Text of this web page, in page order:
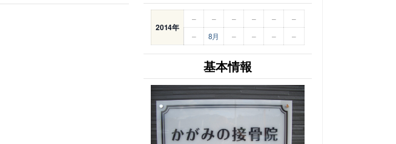
2014年
– – – – –
–
–
8月 – – – –
基本情報